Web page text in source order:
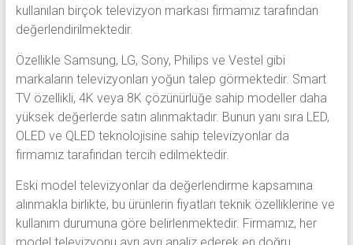
kullanılan birçok televizyon markası firmamız tarafından
değerlendirilmektedir.
Özellikle Samsung, LG, Sony, Philips ve Vestel gibi
markaların televizyonları yoğun talep görmektedir. Smart
TV özellikli, 4K veya 8K çözünürlüğe sahip modeller daha
yüksek değerlerde satın alınmaktadır. Bunun yanı sıra LED,
OLED ve QLED teknolojisine sahip televizyonlar da
firmamız tarafından tercih edilmektedir.
Eski model televizyonlar da değerlendirme kapsamına
alınmakla birlikte, bu ürünlerin fiyatları teknik özelliklerine ve
kullanım durumuna göre belirlenmektedir. Firmamız, her
model televizyonu ayrı ayrı analiz ederek en doğru